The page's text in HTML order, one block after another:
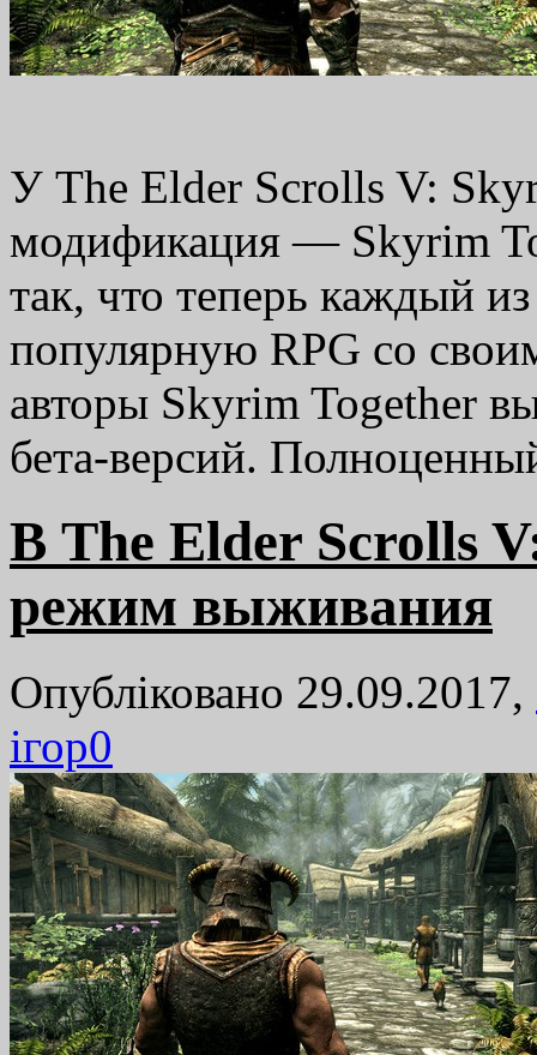
У The Elder Scrolls V:
модификация — Skyrim
так, что теперь каждый
популярную RPG со
авторы Skyrim Together
бета-версий.
В The Elder Scrolls
режим выживания
Опубліковано 29.09.2017,
ігор0